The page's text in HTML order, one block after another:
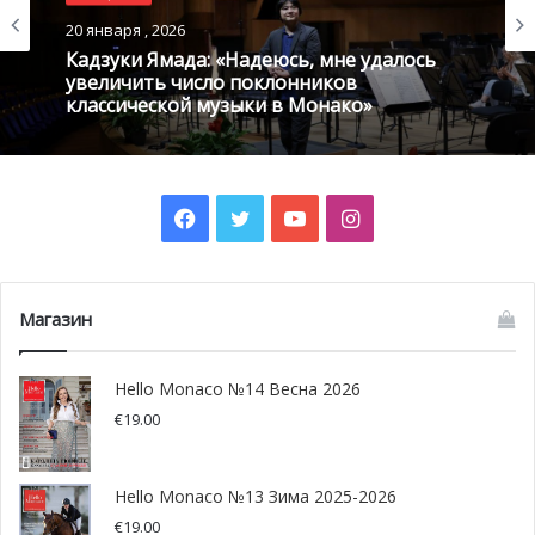
Антропова». Будучи юристом по образованию, девушка
долгое время работала в сфере организации
мероприятий.
Слева направо: Алексей Антропов, Паскаль Гранеро (директор
Фонда княгини Монако Шарлен) и Айя Глаголева
20 января , 2026
Кадзуки Ямада: «Надеюсь, мне удалось
увеличить число поклонников
классической музыки в Монако»
Facebook
TwitterYouTubeInstagram
Магазин
Hello Monaco №14 Весна 2026
€19.00
Hello Monaco №13 Зима 2025-2026
€19.00